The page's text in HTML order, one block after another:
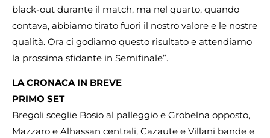
black-out durante il match, ma nel quarto, quando
contava, abbiamo tirato fuori il nostro valore e le nostre
qualità. Ora ci godiamo questo risultato e attendiamo
la prossima sfidante in Semifinale”.
LA CRONACA IN BREVE
PRIMO SET
Bregoli sceglie Bosio al palleggio e Grobelna opposto,
Mazzaro e Alhassan centrali, Cazaute e Villani bande e